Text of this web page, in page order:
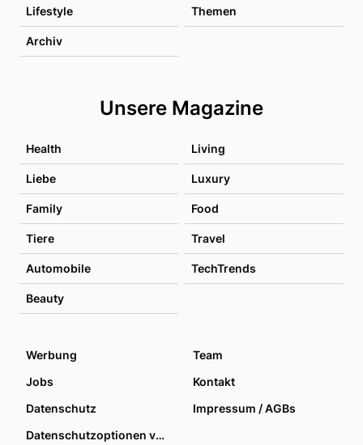
Lifestyle Themen
Archiv
Unsere Magazine
Health Living
Liebe Luxury
Family Food
Tiere Travel
Automobile TechTrends
Beauty
Werbung
Team
Jobs
Kontakt
Datenschutz
Impressum / AGBs
Datenschutzoptionen verwalten